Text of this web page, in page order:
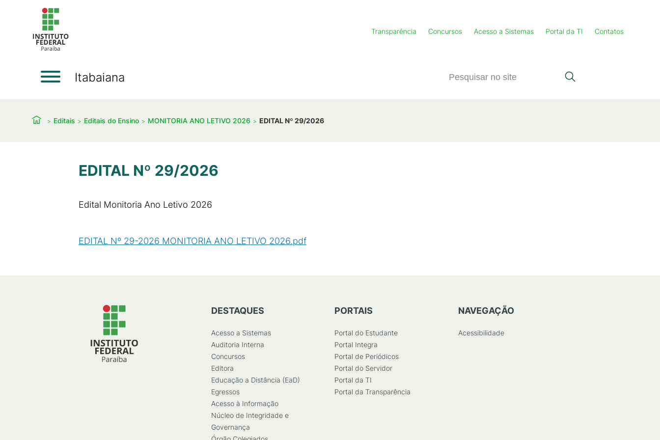
Transparência Concursos Acesso a Sistemas Portal da TI Contatos
Itabaiana
Editais Editais do Ensino MONITORIA ANO LETIVO 2026 EDITAL Nº 29/2026
EDITAL Nº 29/2026
Edital Monitoria Ano Letivo 2026
EDITAL Nº 29-2026 MONITORIA ANO LETIVO 2026.pdf
DESTAQUES
Acesso a Sistemas
Auditoria Interna
Concursos
Editora
Educação a Distância (EaD)
Egressos
Acesso à Informação
Núcleo de Integridade e
Governança
PORTAIS
Portal do Estudante
Portal Integra
Portal de Periódicos
Portal do Servidor
Portal da TI
Portal da Transparência
NAVEGAÇÃO
Acessibilidade